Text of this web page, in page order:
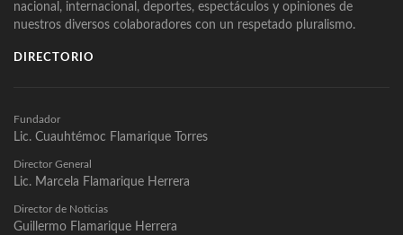
nacional, internacional, deportes, espectáculos y opiniones de
nuestros diversos colaboradores con un respetado pluralismo.
DIRECTORIO
Fundador
Lic. Cuauhtémoc Flamarique Torres
Director General
Lic. Marcela Flamarique Herrera
Director de Noticias
Guillermo Flamarique Herrera